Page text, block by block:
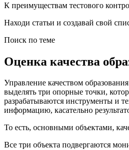
К преимуществам тестового
Находи статьи и создавай свой
Поиск по теме
Оценка качества
Управление качеством
выделять три опорные точки,
разрабатываются инструменты и
информацию, касательно
То есть, основными объектами,
Все три объекта подвергаются